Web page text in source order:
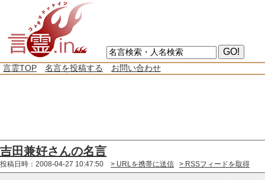
言霊TOP 名言を投稿する お問い合わせ
吉田兼好さんの名言
投稿日時：2008-04-27 10:47:50 > URLを携帯に送信 > RSSフィードを取得